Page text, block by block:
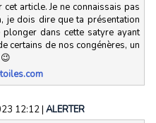
article. Je ne connaissais pas
je dois dire que ta présentation
dans cette satyre ayant
certains de nos congénères, un
12:12| ALERTER